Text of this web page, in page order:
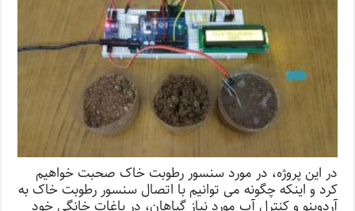
در این پروژه، در مورد سنسور رطوبت خاک صحبت خواهیم
کرد و اینکه چگونه می توانیم با اتصال سنسور رطوبت خاک به